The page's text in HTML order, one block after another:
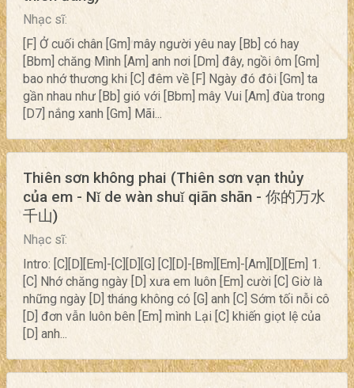
Nhạc sĩ:
[F] Ở cuối chân [Gm] mây người yêu nay [Bb] có hay
[Bbm] chăng Mình [Am] anh nơi [Dm] đây, ngồi ôm [Gm]
bao nhớ thương khi [C] đêm về [F] Ngày đó đôi [Gm] ta
gần nhau như [Bb] gió với [Bbm] mây Vui [Am] đùa trong
[D7] nắng xanh [Gm] Mãi...
Thiên sơn không phai (Thiên sơn vạn thủy
của em - Nǐ de wàn shuǐ qiān shān - 你的万水
千山)
Nhạc sĩ:
Intro: [C][D][Em]-[C][D][G] [C][D]-[Bm][Em]-[Am][D][Em] 1.
[C] Nhớ chăng ngày [D] xưa em luôn [Em] cười [C] Giờ là
những ngày [D] tháng không có [G] anh [C] Sớm tối nỗi cô
[D] đơn vẫn luôn bên [Em] mình Lại [C] khiến giọt lệ của
[D] anh...